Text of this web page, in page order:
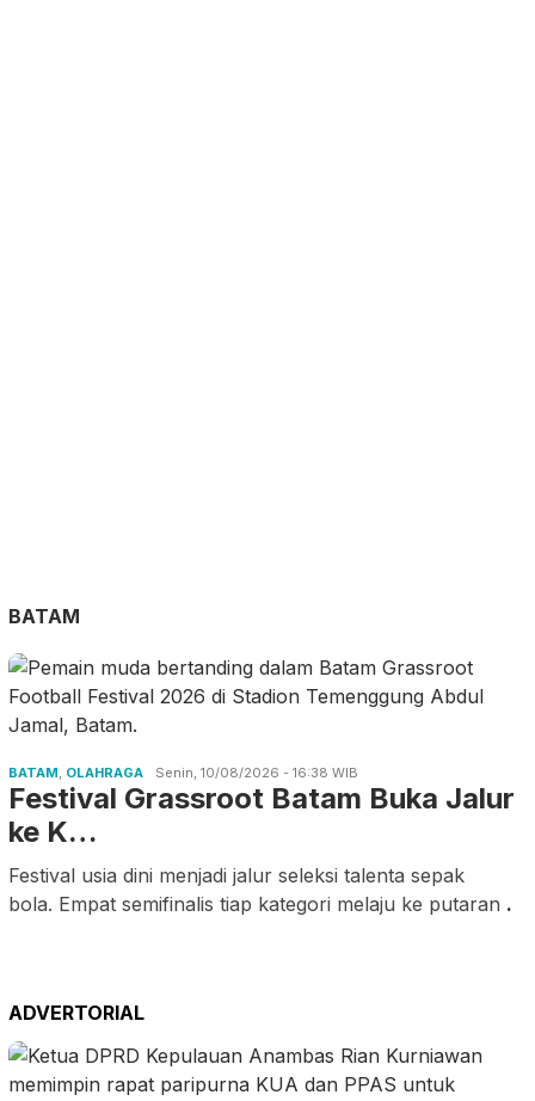
BATAM
BATAM, OLAHRAGA Senin, 10/08/2026 - 16:38 WIB
Festival Grassroot Batam Buka Jalur
ke K…
Festival usia dini menjadi jalur seleksi talenta sepak
bola. Empat semifinalis tiap kategori melaju ke putaran .
ADVERTORIAL